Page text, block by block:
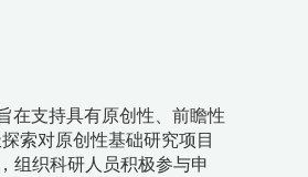
在支持具有原创性、前瞻性
索对原创性基础研究项目
组织科研人员积极参与申